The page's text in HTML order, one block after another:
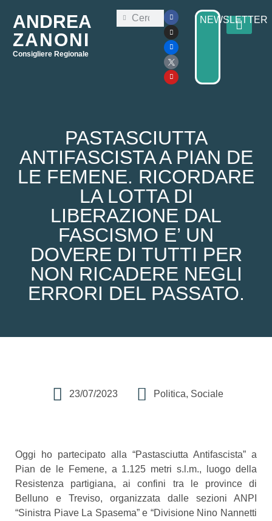
ANDREA
ZANONI
Consigliere Regionale
NEWSLETTER
PASTASCIUTTA
ANTIFASCISTA A PIAN DE
LE FEMENE. RICORDARE
LA LOTTA DI
LIBERAZIONE DAL
FASCISMO E’ UN
DOVERE DI TUTTI PER
NON RICADERE NEGLI
ERRORI DEL PASSATO.
23/07/2023 Politica, Sociale
Oggi ho partecipato alla “Pastasciutta Antifascista” a
Pian de le Femene, a 1.125 metri s.l.m., luogo della
Resistenza partigiana, ai confini tra le province di
Belluno e Treviso, organizzata dalle sezioni ANPI
“Sinistra Piave La Spasema” e “Divisione Nino Nannetti